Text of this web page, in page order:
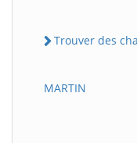
Trouver des
MARTIN